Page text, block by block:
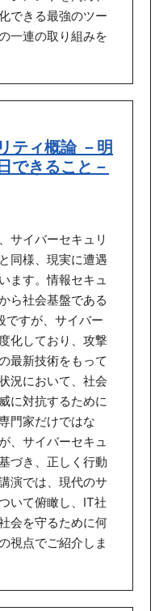
できる最強のツー
一連の取り組みを
ティ概論 －明
できること－
サイバーセキュリ
同様、現実に遭遇
ます。情報セキュ
ら社会基盤である
ですが、サイバー
化しており、攻撃
最新技術をもって
況において、社会
に対抗するために
門家だけではな
、サイバーセキュ
づき、正しく行動
演では、現代のサ
いて俯瞰し、IT社
会を守るために何
視点でご紹介しま